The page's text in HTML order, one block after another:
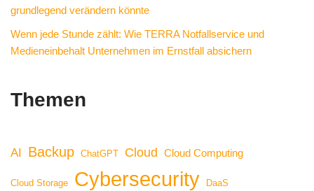
grundlegend verändern könnte
Wenn jede Stunde zählt: Wie TERRA Notfallservice und
Medieneinbehalt Unternehmen im Ernstfall absichern
Themen
AI Backup ChatGPT Cloud Cloud Computing
Cloud Storage Cybersecurity DaaS